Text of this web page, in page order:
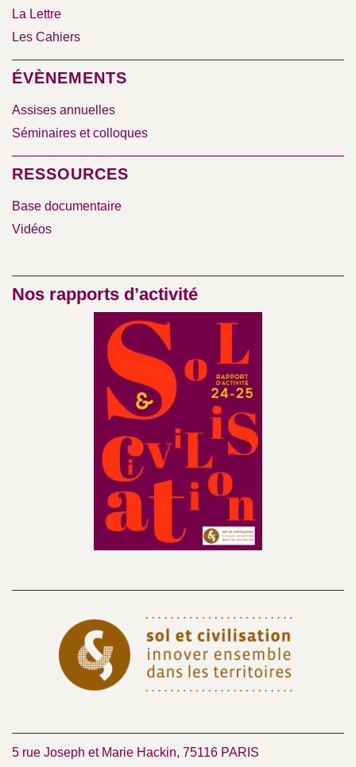
La Lettre
Les Cahiers
ÉVÈNEMENTS
Assises annuelles
Séminaires et colloques
RESSOURCES
Base documentaire
Vidéos
Nos rapports d’activité
5 rue Joseph et Marie Hackin, 75116 PARIS